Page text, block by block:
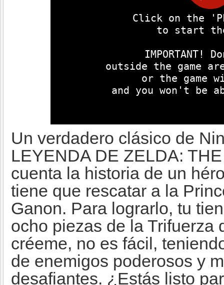
Un verdadero clásico de
LEYENDA DE ZELDA:
cuenta la historia de un
tiene que rescatar a la
Ganon. Para lograrlo, tu
ocho piezas de la Trifuerza
créeme, no es fácil,
de enemigos poderosos y
desafiantes. ¿Estás listo